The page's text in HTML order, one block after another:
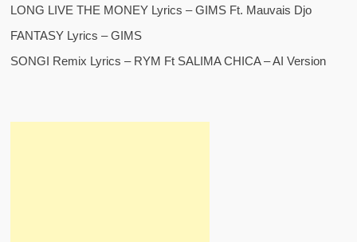
LONG LIVE THE MONEY Lyrics – GIMS Ft. Mauvais Djo
FANTASY Lyrics – GIMS
SONGI Remix Lyrics – RYM Ft SALIMA CHICA – AI Version